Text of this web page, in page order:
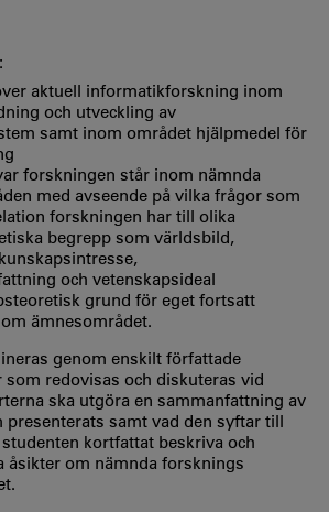
aktuell informatikforskning inom
och utveckling av
samt inom området hjälpmedel för
forskningen står inom nämnda
med avseende på vilka frågor som
forskningen har till olika
begrepp som världsbild,
och vetenskapsideal
grund för eget fortsatt
ämnesområdet.
genom enskilt författade
redovisas och diskuteras vid
ska utgöra en sammanfattning av
presenterats samt vad den syftar till
kortfattat beskriva och
åsikter om nämnda forsknings